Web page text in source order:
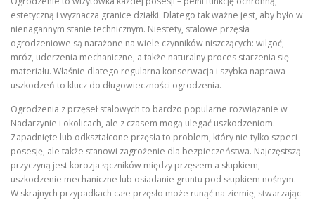
estetyczną i wyznacza granice działki. Dlatego tak ważne jest, aby było w
nienagannym stanie technicznym. Niestety, stalowe przęsła
ogrodzeniowe są narażone na wiele czynników niszczących: wilgoć,
mróz, uderzenia mechaniczne, a także naturalny proces starzenia się
materiału. Właśnie dlatego regularna konserwacja i szybka naprawa
uszkodzeń to klucz do długowieczności ogrodzenia.
Ogrodzenia z przęseł stalowych to bardzo popularne rozwiązanie w
Nadarzynie i okolicach, ale z czasem mogą ulegać uszkodzeniom.
Zapadnięte lub odkształcone przęsła to problem, który nie tylko szpeci
posesję, ale także stanowi zagrożenie dla bezpieczeństwa. Najczęstszą
przyczyną jest korozja łączników między przęsłem a słupkiem,
uszkodzenie mechaniczne lub osiadanie gruntu pod słupkiem nośnym.
W skrajnych przypadkach całe przęsło może runąć na ziemię, stwarzając